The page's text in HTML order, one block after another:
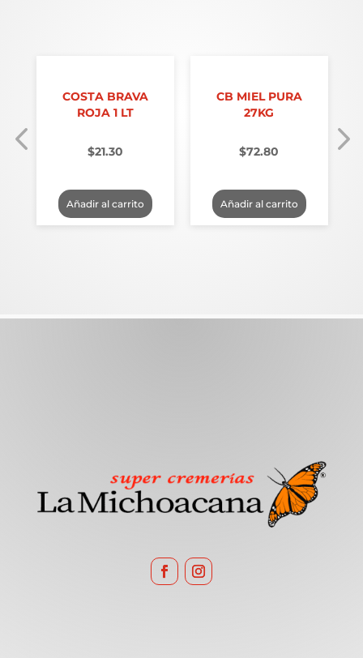
COSTA BRAVA
ROJA 1 LT
$21.30
Añadir al carrito
CB MIEL PURA
27KG
$72.80
Añadir al carrito